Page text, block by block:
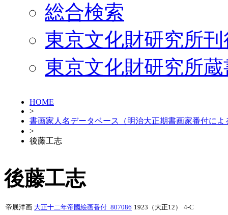
総合検索
東京文化財研究所
東京文化財研究所
HOME
>
書画家人名データベース（明治大正期書画家番付によ
>
後藤工志
後藤工志
帝展洋画 大正十二年帝國絵画番付_807086 1923（大正12） 4-C